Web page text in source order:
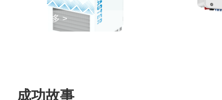
了解更多 >
成功故事